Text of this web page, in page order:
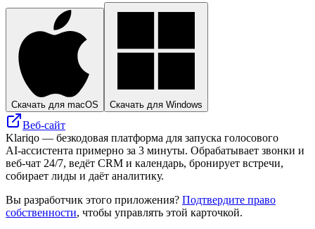
Скачать для macOS Скачать для Windows
Веб-сайт
Klariqo — безкодовая платформа для запуска голосового
AI‑ассистента примерно за 3 минуты. Обрабатывает звонки и
веб‑чат 24/7, ведёт CRM и календарь, бронирует встречи,
собирает лиды и даёт аналитику.
Вы разработчик этого приложения? Подтвердите право
собственности, чтобы управлять этой карточкой.